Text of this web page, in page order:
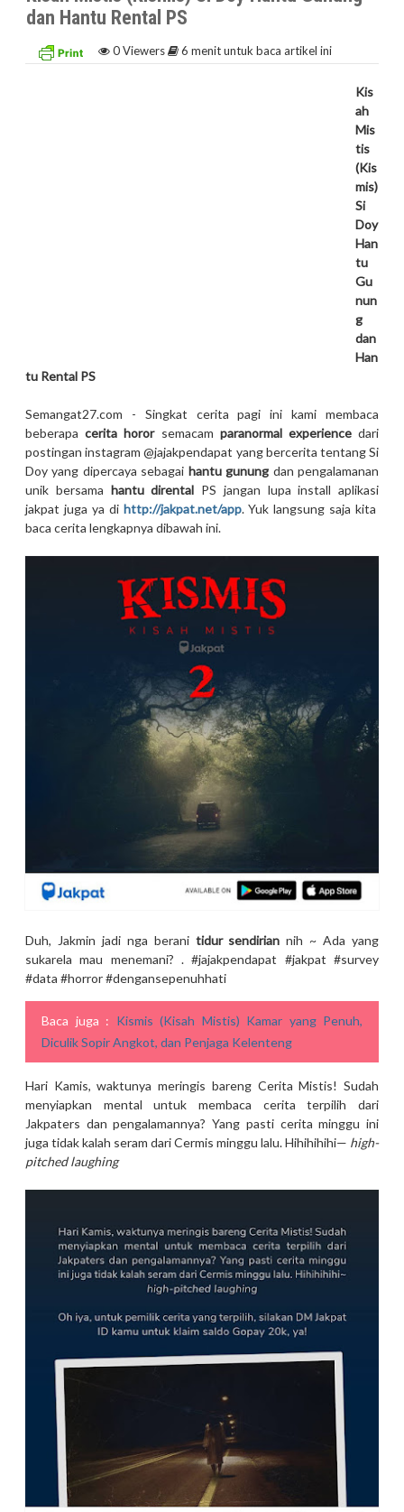
dan Hantu Rental PS
0Viewers 6 menit untuk baca artikel ini
Kis
ah
Mis
tis
(Kis
mis)
Si
Doy
Han
tu
Gu
nun
g
dan
Han
tu Rental PS
Semangat27.com - Singkat cerita pagi ini kami membaca
beberapacerita hororsemacam paranormal experiencedari
postingan instagram @jajakpendapat yang bercerita tentang Si
Doy yang dipercaya sebagai hantu gunung dan pengalamanan
unik bersama hantu dirental PS jangan lupa install aplikasi
jakpat juga ya di http://jakpat.net/app. Yuk langsung saja kita
baca cerita lengkapnya dibawah ini.
Duh, Jakmin jadi nga berani tidur sendirian nih ~ Ada yang
sukarela mau menemani? . #jajakpendapat #jakpat #survey
#data #horror #dengansepenuhhati
Baca juga : Kismis (Kisah Mistis) Kamar yang Penuh,
Diculik Sopir Angkot, dan Penjaga Kelenteng
Hari Kamis, waktunya meringis bareng Cerita Mistis! Sudah
menyiapkan mental untuk membaca cerita terpilih dari
Jakpaters dan pengalamannya? Yang pasti cerita minggu ini
juga tidak kalah seram dari Cermis minggu lalu. Hihihihihi— high-
pitched laughing